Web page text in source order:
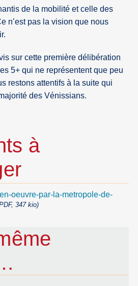
de la mobilité et celle des
n’est pas la vision que nous
sur cette première délibération
5+ qui ne représentent que peu
restons attentifs à la suite qui
des Vénissians.
à
oeuvre-par-la-metropole-de-
347 kio)